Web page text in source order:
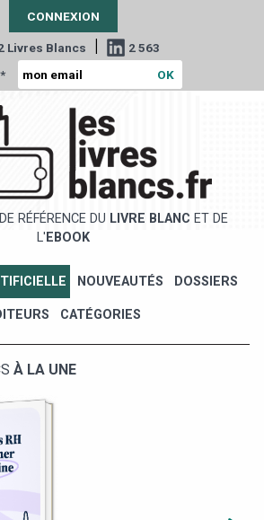
CONNEXION
Livres Blancs | 2 563
*
RÉFÉRENCE DU LIVRE BLANC ET DE
L' EBOOK
NOUVEAUTÉS DOSSIERS
CATÉGORIES
À LA UNE